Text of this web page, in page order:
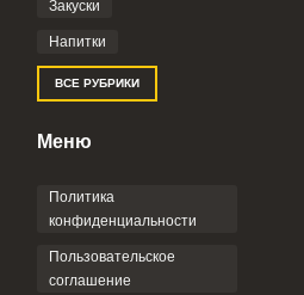
вы соглашаетесь с
Пользовательским
Закуски
Напитки
ВСЕ РУБРИКИ
Меню
Политика
конфиденциальности
Пользовательское
соглашение